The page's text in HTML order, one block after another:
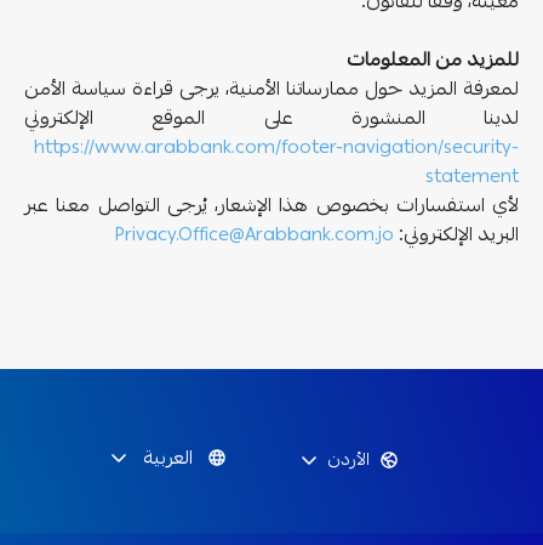
للمزيد من المعلومات
لمعرفة المزيد حول ممارساتنا الأمنية، يرجى قراءة سياسة الأمن
لدينا المنشورة على الموقع الإلكتروني
https://www.arabbank.com/footer-navigation/security-
statement
لأي استفسارات بخصوص هذا الإشعار، يُرجى التواصل معنا عبر
البريد الإلكتروني: Privacy.Office@Arabbank.com.jo
الأردن العربية